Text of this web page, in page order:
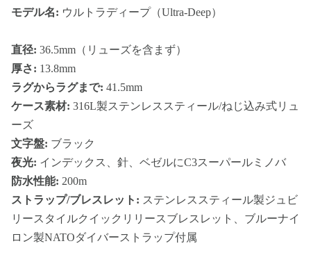
モデル名: ウルトラディープ（Ultra-Deep）
直径: 36.5mm（リューズを含まず）
厚さ: 13.8mm
ラグからラグまで: 41.5mm
ケース素材: 316L製ステンレススティール/ねじ込み式リュ
ーズ
文字盤: ブラック
夜光: インデックス、針、ベゼルにC3スーパールミノバ
防水性能: 200m
ストラップ/ブレスレット: ステンレススティール製ジュビ
リースタイルクイックリリースブレスレット、ブルーナイ
ロン製NATOダイバーストラップ付属